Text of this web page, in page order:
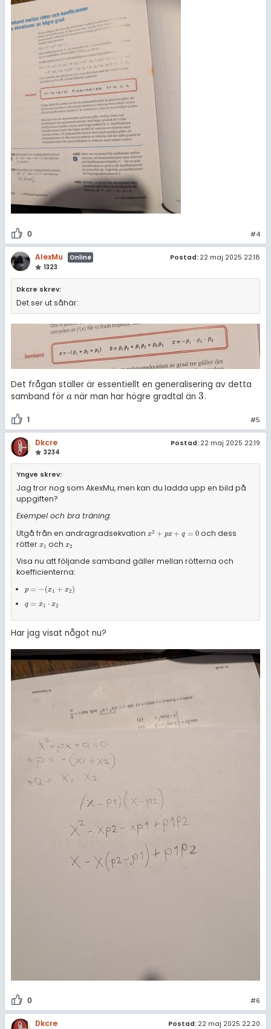
0 #4
AlexMu
Online
1323
Postad: 22 maj 2025 22:18
Dkcre skrev:
Det ser ut såhär:
Det frågan ställer är essentiellt en generalisering av detta
samband för a
a när man har högre gradtal än3
3.
1 #5
Dkcre
3234
Postad: 22 maj 2025 22:19
Yngve skrev:
Jag tror nog som AkexMu, men kan du ladda upp en bild på
uppgiften?
Exempel och bra träning:
Utgå från en andragradsekvation x2 + px + q = 0
x2 +px+q = 0
och dess
rötter x1
x1 ochx2
x2
Visa nu att följande samband gäller mellan rötterna och
koefficienterna:
p = −(x1 + x2 )
p =-(x1+ x2 )
q = x1 ⋅ x2
q =x1·x 2
Har jag visat något nu?
0 #6
Dkcre Postad: 22 maj 2025 22:20